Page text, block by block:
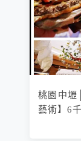
桃園中壢
藝術】6